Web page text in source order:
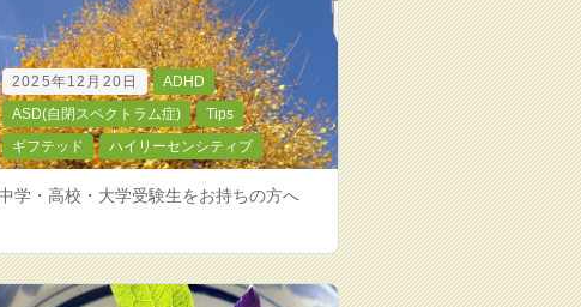
2025年12月20日
ADHD
ASD(自閉スペクトラム症)
Tips
ギフテッド
ハイリーセンシティブ
学・高校・大学受験生をお持ちの方へ